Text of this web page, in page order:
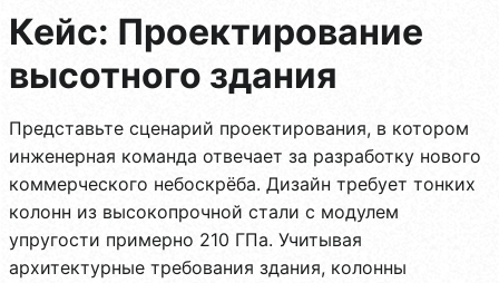
Кейс: Проектирование
высотного здания
Представьте сценарий проектирования, в котором
инженерная команда отвечает за разработку нового
коммерческого небоскрёба. Дизайн требует тонких
колонн из высокопрочной стали с модулем
упругости примерно 210 ГПа. Учитывая
архитектурные требования здания, колонны